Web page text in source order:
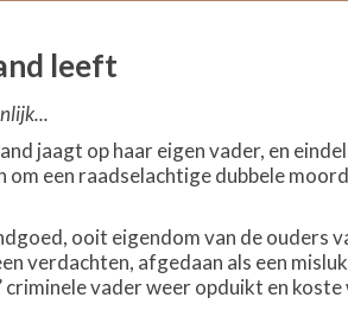
leeft
jaagt op haar eigen vader, en
om een raadselachtige dubbele
ooit eigendom van de ouders
verdachten, afgedaan als een
criminele vader weer opduikt en